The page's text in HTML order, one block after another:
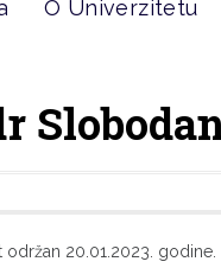
O Univerzitetu
20.01.2023. godine.